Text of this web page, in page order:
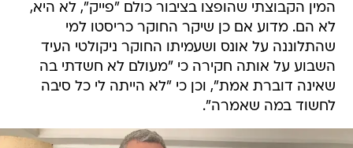
המין הקבוצתי שהופצו בציבור כולם "פייק", לא היא,
לא הם. מדוע אם כן שיקר החוקר כריסטו למי
שהתלוננה על אונס ושעמיתו החוקר ניקולטי העיד
השבוע על אותה חקירה כי "מעולם לא חשדתי בה
שאינה דוברת אמת", וכן כי "לא הייתה לי כל סיבה
לחשוד במה שאמרה".